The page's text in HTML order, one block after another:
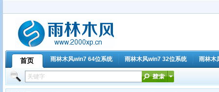
首页 雨林木风win7 64位系统 雨林木风win7 32位系统 雨林木
主题下载 雨林木风win10纯净版